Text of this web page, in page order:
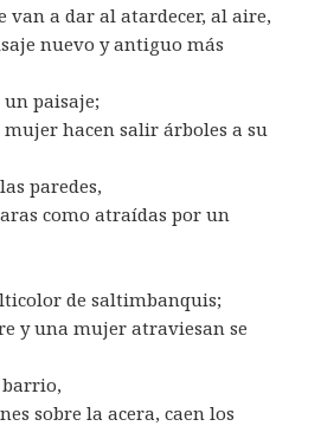
van a dar al atardecer, al aire,
nuevo y antiguo más
paisaje;
hacen salir árboles a su
paredes,
como atraídas por un
de saltimbanquis;
y una mujer atraviesan se
sobre la acera, caen los